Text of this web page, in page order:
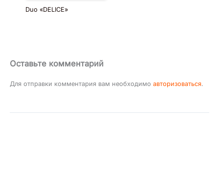
Duo «DELICE»
Оставьте комментарий
Для отправки комментария вам необходимо авторизоваться.